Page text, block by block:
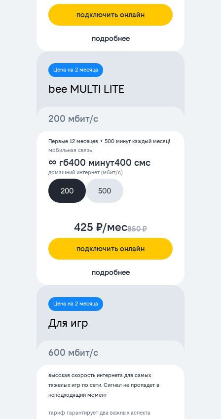
подключить онлайн
подробнее
Цена на 2 месяца
bee MULTI LITE
200 мбит/с
Первые 12 месяцев + 500 минут каждый месяц!
мобильная связь
∞ гб400 минут400 смс
домашний интернет (мбит/с)
200 500
425 ₽/мес850 ₽
подключить онлайн
подробнее
Цена на 2 месяца
Для игр
600 мбит/с
высокая скорость интернета для самых
тяжелых игр по сети. Сигнал не пропадет в
неподходящий момент
тариф гарантирует два важных аспекта